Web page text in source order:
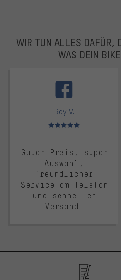
WIR TUN ALLES DAFÜR,
WAS DEIN
Roy V.
Bewertungen: 5 von 5
Guter Preis, super
Auswahl,
freundlicher
Service am Telefon
und schneller
Versand.